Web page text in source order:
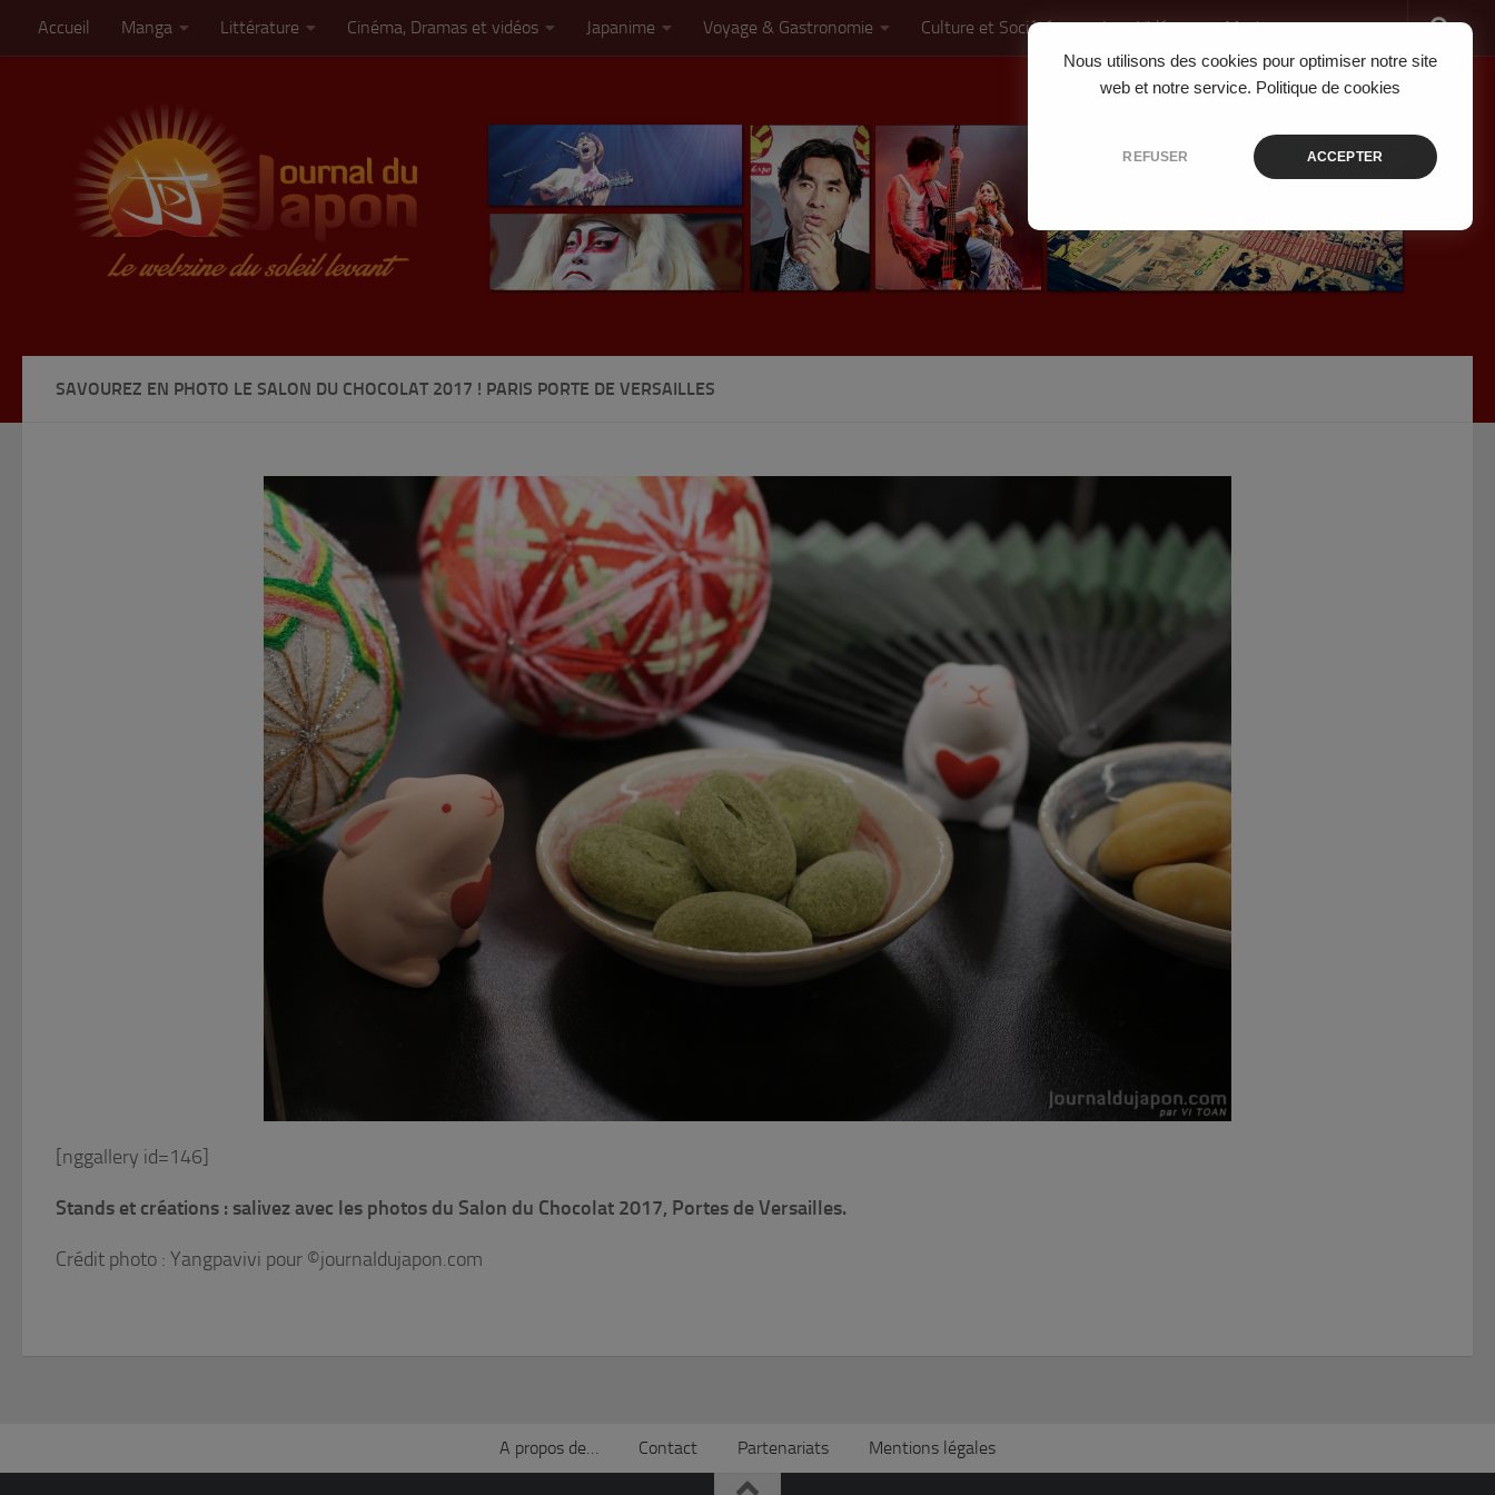
Nous utilisons des cookies pour optimiser notre site
web et notre service. Politique de cookies
REFUSER ACCEPTER
Skip to content
Accueil Manga Littérature Cinéma, Dramas et vidéos Japanime Voyage & Gastronomie Culture et Société Jeux Vidéo Musique
SAVOUREZ EN PHOTO LE SALON DU CHOCOLAT 2017 ! PARIS PORTE DE VERSAILLES
[nggallery id=146]
Stands et créations : salivez avec les photos du Salon du Chocolat 2017, Portes de Versailles.
Crédit photo : Yangpavivi pour ©journaldujapon.com
A propos de… Contact Partenariats Mentions légales